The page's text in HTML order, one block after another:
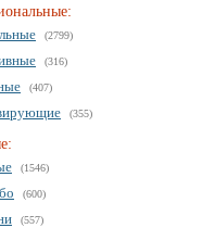
(2799)
(316)
(407)
(355)
(1546)
(600)
(557)